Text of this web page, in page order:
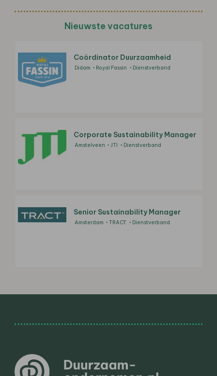
Nieuwste vacatures
Coördinator Duurzaamheid
Didam Royal Fassin Dienstverband
Corporate Sustainability Manager
Amstelveen JTI Dienstverband
Senior Sustainability Manager
Amsterdam TRACT Dienstverband